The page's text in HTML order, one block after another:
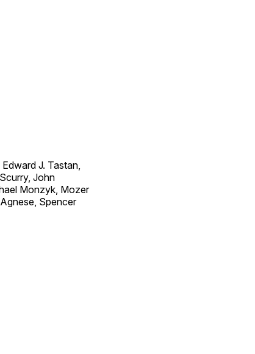
J. Tastan,
John
Monzyk, Mozer
Spencer